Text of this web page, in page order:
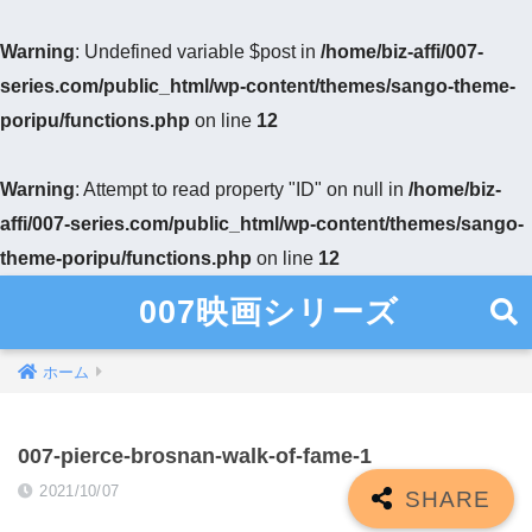
Warning: Undefined variable $post in /home/biz-affi/007-
series.com/public_html/wp-content/themes/sango-theme-
poripu/functions.php on line 12
Warning: Attempt to read property "ID" on null in /home/biz-
affi/007-series.com/public_html/wp-content/themes/sango-
theme-poripu/functions.php on line 12
007映画シリーズ
ホーム
007-pierce-brosnan-walk-of-fame-1
2021/10/07